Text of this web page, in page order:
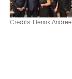
Credits: Henrik Andree